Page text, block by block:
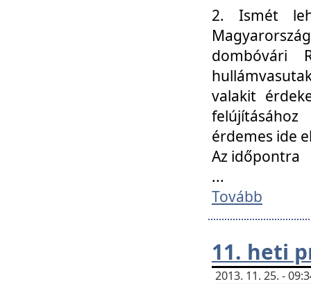
2. Ismét
dombóvári
valakit
érdemes ide
Az időpontra
...
Tovább
11. heti
2013. 11. 25. -